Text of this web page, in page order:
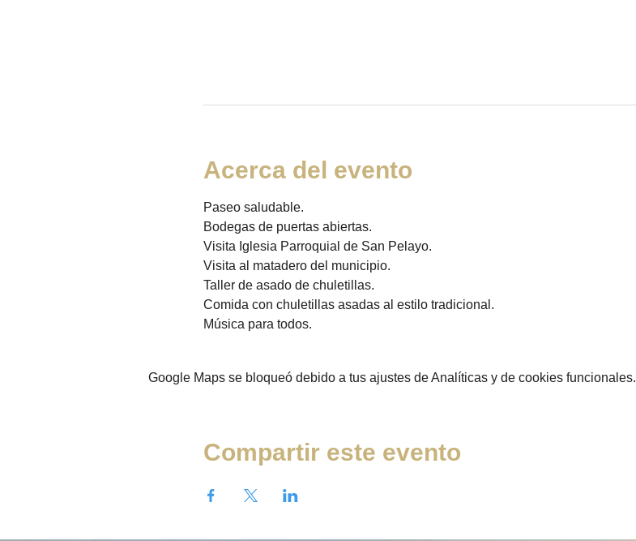
Acerca del evento
Paseo saludable.
Bodegas de puertas abiertas.
Visita Iglesia Parroquial de San Pelayo.
Visita al matadero del municipio.
Taller de asado de chuletillas.
Comida con chuletillas asadas al estilo tradicional.
Música para todos.
Google Maps se bloqueó debido a tus ajustes de Analíticas y de cookies funcionales.
Compartir este evento